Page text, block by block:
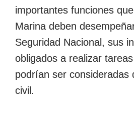
importantes funciones
Marina deben
Seguridad Nacional, sus
obligados a realizar
podrían ser consideradas
civil.